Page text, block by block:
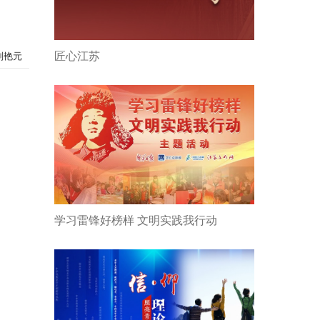
艳元 匠心江苏
学习雷锋好榜样 文明实践我行动